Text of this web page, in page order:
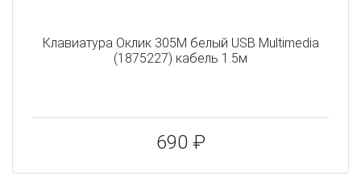
Клавиатура Оклик 305M белый USB Multimedia
(1875227) кабель 1.5м
690 ₽